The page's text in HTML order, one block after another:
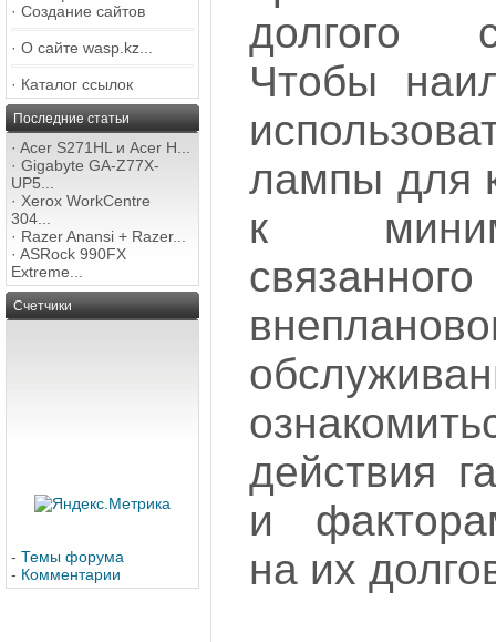
· Создание сайтов
· О сайте wasp.kz...
· Каталог ссылок
Последние статьи
· Acer S271HL и Acer H...
· Gigabyte GA-Z77X-
UP5...
· Xerox WorkCentre
304...
· Razer Anansi + Razer...
· ASRock 990FX
Extreme...
Счетчики
- Темы форума
- Комментарии
долгого
Чтобы
лампы для
к
действия
и
на их